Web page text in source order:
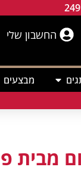
החשבון שלי
מבצעים